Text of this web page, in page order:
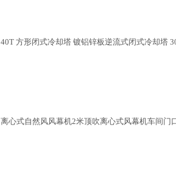
40T 方形闭式冷却塔 镀铝锌板逆流式闭式冷却塔
离心式自然风风幕机2米顶吹离心式风幕机车间门